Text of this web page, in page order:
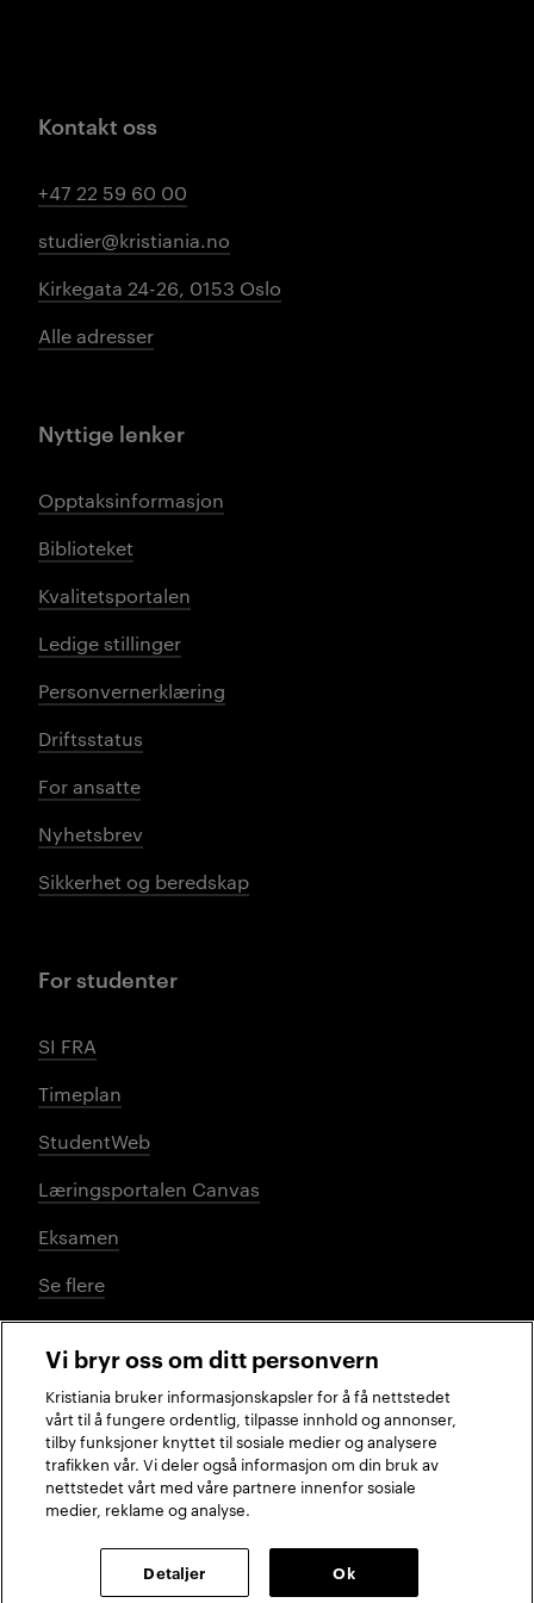
Kontakt oss
+47 22 59 60 00
studier@kristiania.no
Kirkegata 24-26, 0153 Oslo
Alle adresser
Nyttige lenker
Opptaksinformasjon
Biblioteket
Kvalitetsportalen
Ledige stillinger
Personvernerklæring
Driftsstatus
For ansatte
Nyhetsbrev
Sikkerhet og beredskap
For studenter
SI FRA
Timeplan
StudentWeb
Læringsportalen Canvas
Eksamen
Se flere
Sosiale medier
FacebookInstagramLinkedInTikTok
2026 © Kristiania
Vi bryr oss om ditt personvern
Kristiania bruker informasjonskapsler for å få nettstedet
vårt til å fungere ordentlig, tilpasse innhold og annonser,
tilby funksjoner knyttet til sosiale medier og analysere
trafikken vår. Vi deler også informasjon om din bruk av
nettstedet vårt med våre partnere innenfor sosiale
medier, reklame og analyse.
Detaljer Ok